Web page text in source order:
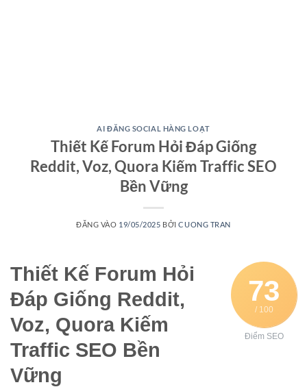
AI ĐĂNG SOCIAL HÀNG LOẠT
Thiết Kế Forum Hỏi Đáp Giống
Reddit, Voz, Quora Kiếm Traffic SEO
Bền Vững
ĐĂNG VÀO 19/05/2025 BỞICUONG TRAN
73
/ 100
Điểm SEO
Thiết Kế Forum Hỏi
Đáp Giống Reddit,
Voz, Quora Kiếm
Traffic SEO Bền
Vững